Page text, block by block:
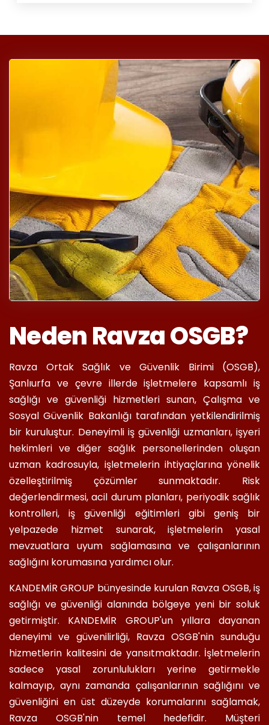
Neden Ravza OSGB?
Ravza Ortak Sağlık ve Güvenlik Birimi (OSGB),
Şanlıurfa ve çevre illerde işletmelere kapsamlı iş
sağlığı ve güvenliği hizmetleri sunan, Çalışma ve
Sosyal Güvenlik Bakanlığı tarafından yetkilendirilmiş
bir kuruluştur. Deneyimli iş güvenliği uzmanları, işyeri
hekimleri ve diğer sağlık personellerinden oluşan
uzman kadrosuyla, işletmelerin ihtiyaçlarına yönelik
özelleştirilmiş çözümler sunmaktadır. Risk
değerlendirmesi, acil durum planları, periyodik sağlık
kontrolleri, iş güvenliği eğitimleri gibi geniş bir
yelpazede hizmet sunarak, işletmelerin yasal
mevzuatlara uyum sağlamasına ve çalışanlarının
sağlığını korumasına yardımcı olur.
KANDEMİR GROUP bünyesinde kurulan Ravza OSGB, iş
sağlığı ve güvenliği alanında bölgeye yeni bir soluk
getirmiştir. KANDEMİR GROUP'un yıllara dayanan
deneyimi ve güvenilirliği, Ravza OSGB'nin sunduğu
hizmetlerin kalitesini de yansıtmaktadır. İşletmelerin
sadece yasal zorunlulukları yerine getirmekle
kalmayıp, aynı zamanda çalışanlarının sağlığını ve
güvenliğini en üst düzeyde korumalarını sağlamak,
Ravza OSGB'nin temel hedefidir. Müşteri